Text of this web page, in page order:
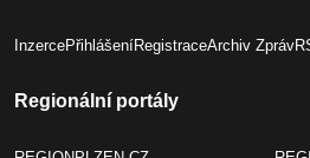
InzercePřihlášeníRegistraceArchiv Zpráv
Regionální portály